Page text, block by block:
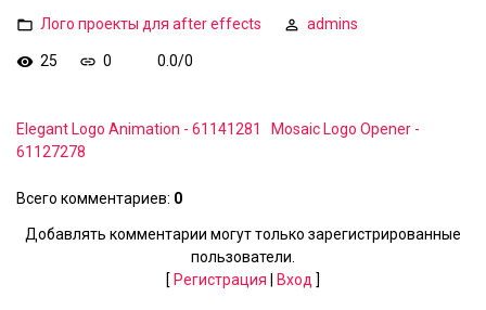
Лого проекты для after effects admins
25 0 0.0/0
Elegant Logo Animation - 61141281
Mosaic Logo Opener -
61127278
Всего комментариев: 0
Добавлять комментарии могут только зарегистрированные
пользователи.
[ Регистрация Вход ]